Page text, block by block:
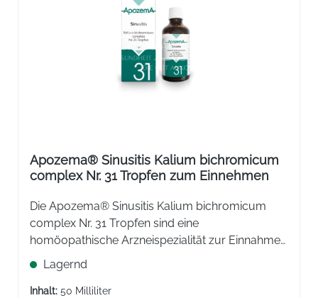
Apozema® Sinusitis Kalium bichromicum
complex Nr. 31 Tropfen zum Einnehmen
Die Apozema® Sinusitis Kalium bichromicum
complex Nr. 31 Tropfen sind eine
homöopathische Arzneispezialität zur Einnahme
bei Katarrhe der Nasennebenhöhlen,
insbesondere von Stirn- und Kieferhöhlen.
Lagernd
Inhalt: 50 Milliliter